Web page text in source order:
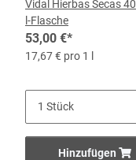
Vidal Hierbas Secas 40
l-Flasche
53,00 €*
17,67 € pro 1 l
Hinzufügen